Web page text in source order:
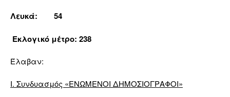
Λευκά: 54
Εκλογικό μέτρο: 238
Έλαβαν:
Ι. Συνδυασμός «ΕΝΩΜΕΝΟΙ ΔΗΜΟΣΙΟΓΡΑΦΟΙ»